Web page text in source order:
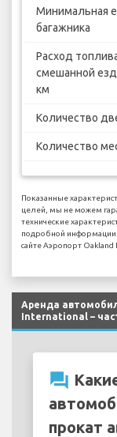
Минимальная
багажника
Расход
смешанной
км
Количество
Количество
Показанные
целей, мы не можем
технические
подробной информации
сайте Аэропорт Oakland
Аренда
International –
question_answer
прокат